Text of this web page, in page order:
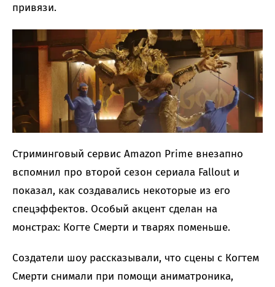
привязи.
Стриминговый сервис Amazon Prime внезапно
вспомнил про второй сезон сериала Fallout и
показал, как создавались некоторые из его
спецэффектов. Особый акцент сделан на
монстрах: Когте Смерти и тварях поменьше.
Создатели шоу рассказывали, что сцены с Когтем
Смерти снимали при помощи аниматроника,